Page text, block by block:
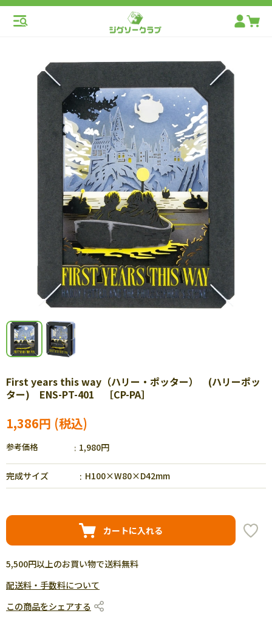
First years this way（ハリー・ポッター） (ハリーポッ
ター) ENS-PT-401 ［CP-PA］
1,386円
参考価格 1,980円
完成サイズ H100×W80×D42mm
カートに入れる
5,500円以上のお買い物で送料無料
配送料・手数料について
この商品をシェアする